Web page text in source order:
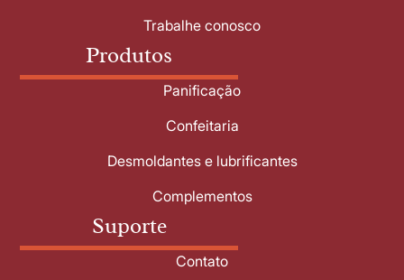
Trabalhe conosco
Produtos
Panificação
Confeitaria
Desmoldantes e lubrificantes
Complementos
Suporte
Contato